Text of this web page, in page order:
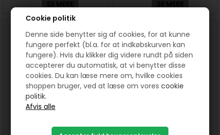
Cookie politik
Denne side benytter sig af cookies, for at kunne
fungere perfekt (bl.a. for at indkøbskurven kan
fungere). Hvis du klikker dig videre rundt på siden
accepterer du automatisk, at vi benytter disse
cookies. Du kan læse mere om, hvilke cookies
shoppen bruger, ved at læse om vorescookie
politik.
Birgittes udgave af HANNES